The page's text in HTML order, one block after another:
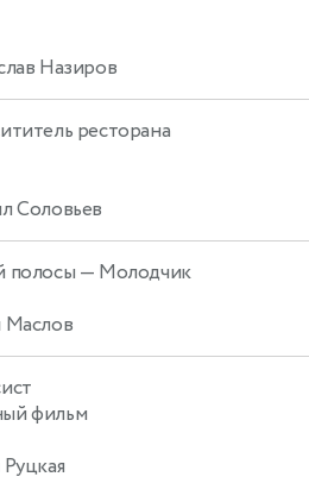
Назиров
ресторана
Соловьев
полосы — Молодчик
Маслов
фильм